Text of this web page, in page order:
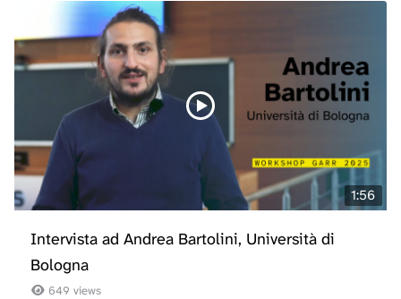
1:56
Intervista ad Andrea Bartolini, Università di
Bologna
649 views